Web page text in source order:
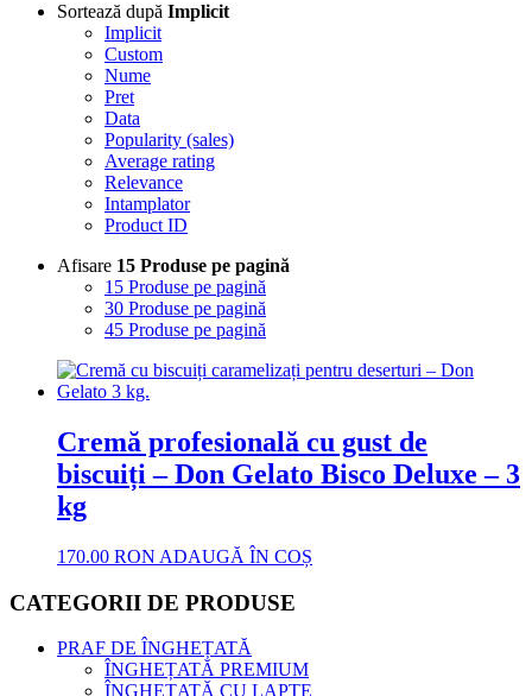
Sortează după Implicit
Implicit
Custom
Nume
Pret
Data
Popularity (sales)
Average rating
Relevance
Intamplator
Product ID
Afisare 15 Produse pe pagină
15 Produse pe pagină
30 Produse pe pagină
45 Produse pe pagină
Cremă profesională cu gust de
biscuiți – Don Gelato Bisco Deluxe – 3
kg
170.00 RON ADAUGĂ ÎN COȘ
CATEGORII DE PRODUSE
PRAF DE ÎNGHEȚATĂ
ÎNGHEȚATĂ PREMIUM
ÎNGHEȚATĂ CU LAPTE